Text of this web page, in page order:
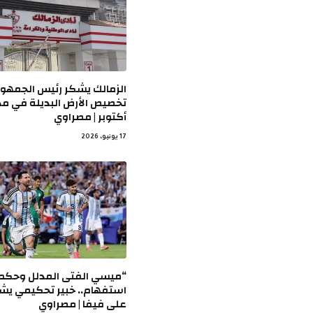
الزمالك يشكر رئيس
تخصيص الأرض البديلة في
أكتوبر | مصراوي
17 يونيو، 2026
“ميسي الفتى المدلل
استفهام.. خبير تحكيمي
على فيفا | مصراوي